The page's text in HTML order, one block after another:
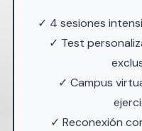
✓ 4 sesiones
✓ Test
✓ Campus
✓ Reconexión